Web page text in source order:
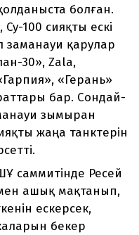
болған.
100 сияқты ескі
заманауи қарулар
30», Zala,
«Герань»
бар. Сондай-
зымыран
жаңа танктерін
саммитінде Ресей
ашық мақтанып,
ескерсек,
бекер